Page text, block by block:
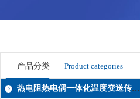
产品分类 Product categories
热电阻热电偶一体化温度变送传感器系列